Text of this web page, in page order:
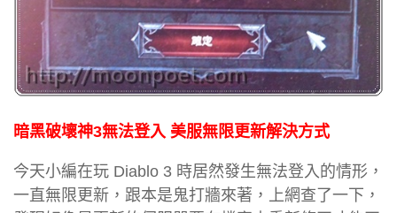
暗黑破壞神3無法登入 美服無限更新解決方式
今天小編在玩 Diablo 3 時居然發生無法登入的情形，
一直無限更新，跟本是鬼打牆來著，上網查了一下，